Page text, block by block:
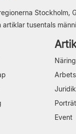
Stockholm,
tusentals
Juridik
Event